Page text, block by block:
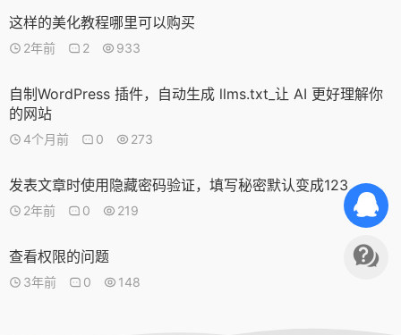
这样的美化教程哪里可以购买
2年前 2 933
自制WordPress 插件，自动生成 llms.txt_让 AI 更好理解你
的网站
4个月前 0 273
发表文章时使用隐藏密码验证，填写秘密默认变成123
2年前 0 219
查看权限的问题
3年前 0 148